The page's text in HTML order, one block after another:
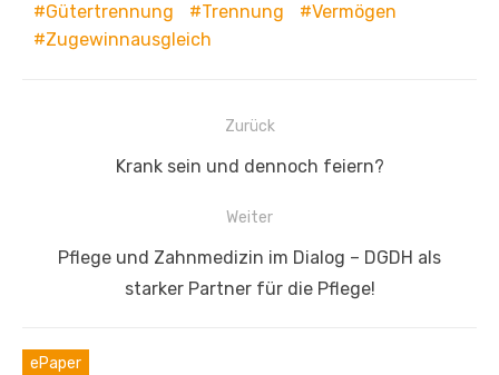
Gütertrennung
Trennung
Vermögen
Zugewinnausgleich
Beitragsnavigation
Zurück
Vorheriger
Krank sein und dennoch feiern?
Weiter
Nächster
Pflege und Zahnmedizin im Dialog – DGDH als
starker Partner für die Pflege!
ePaper